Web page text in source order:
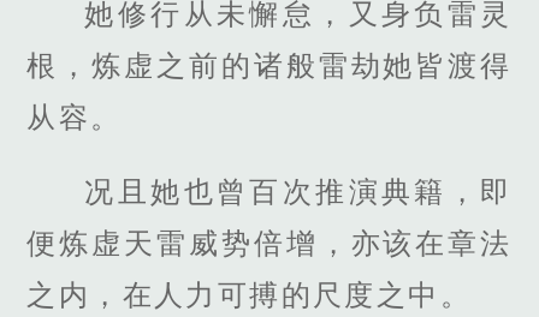
她修行从未懈怠，又身负雷灵
根，炼虚之前的诸般雷劫她皆渡得
从容。
况且她也曾百次推演典籍，即
便炼虚天雷威势倍增，亦该在章法
之内，在人力可搏的尺度之中。